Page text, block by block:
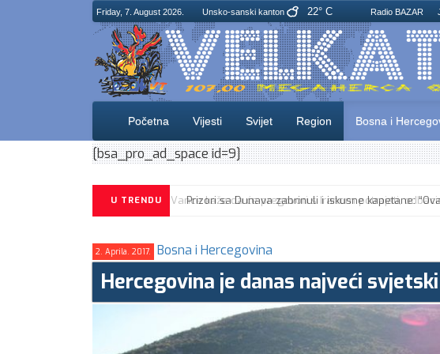
Friday, 7. August 2026. Unsko-sanski kanton 22° C Radio BAZAR
Početna Vijesti Svijet Region Bosna i
[bsa_pro_ad_space id=9]
U TRENDU
2. Aprila. 2017. Bosna i Hercegovina
Hercegovina je danas najveći